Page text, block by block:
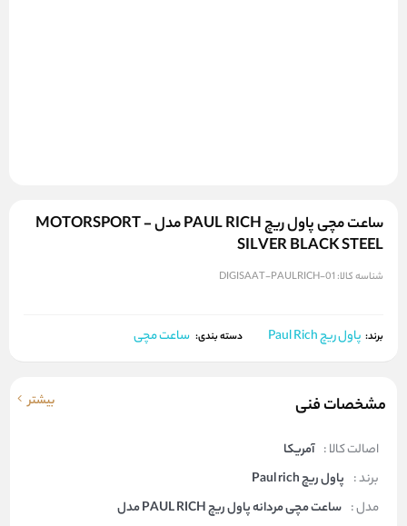
ساعت مچی پاول ریچ PAUL RICH مدل MOTORSPORT -
SILVER BLACK STEEL
شناسه کالا: DIGISAAT-PAULRICH-01
برند: پاول ریچ Paul Rich دسته بندی: ساعت مچی
مشخصات فنی بیشتر
اصالت کالا : آمریکا
برند : پاول ریچ Paul rich
مدل :
ساعت مچی مردانه پاول ریچ PAUL RICH مدل